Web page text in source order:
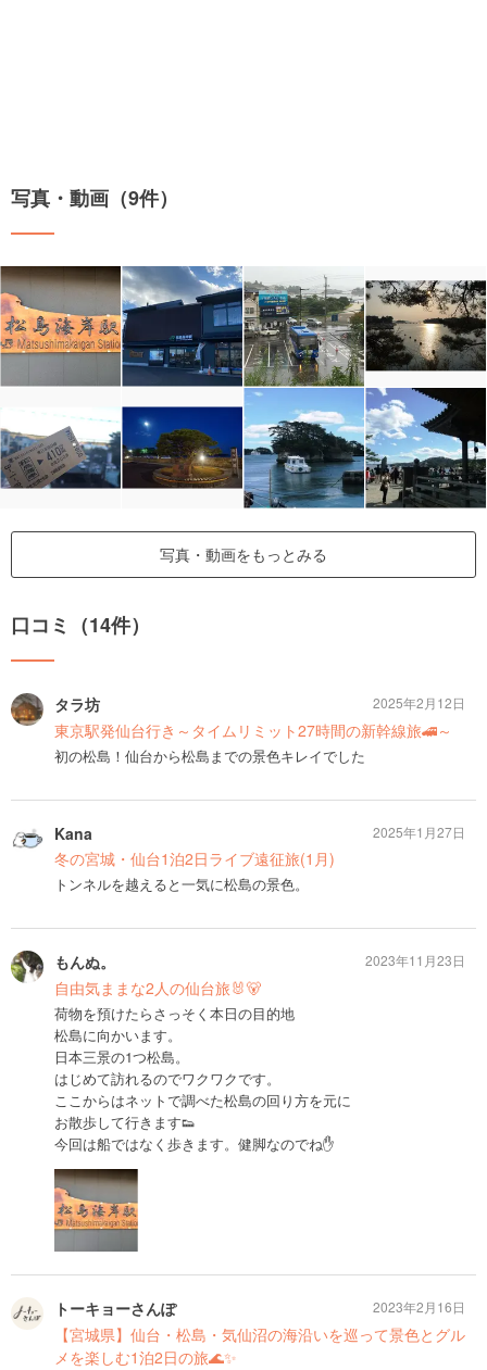
写真・動画（9件）
写真・動画をもっとみる
口コミ（14件）
タラ坊
東京駅発仙台行き～タイムリミット27時間の新幹線旅🚄～
初の松島！仙台から松島までの景色キレイでした
2025年2月12日
Kana
冬の宮城・仙台1泊2日ライブ遠征旅(1月)
トンネルを越えると一気に松島の景色。
2025年1月27日
もんぬ。
自由気ままな2人の仙台旅🐰🐻
荷物を預けたらさっそく本日の目的地
松島に向かいます。
日本三景の1つ松島。
はじめて訪れるのでワクワクです。
ここからはネットで調べた松島の回り方を元に
お散歩して行きます👟
今回は船ではなく歩きます。健脚なのでね✋
2023年11月23日
トーキョーさんぽ
【宮城県】仙台・松島・気仙沼の海沿いを巡って景色とグル
メを楽しむ1泊2日の旅🌊✨
2023年2月16日